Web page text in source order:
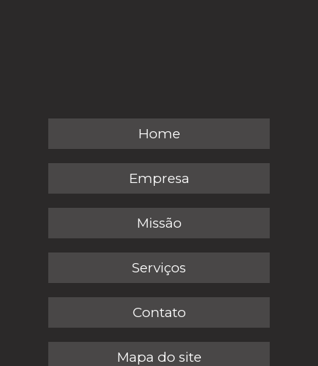
Home
Empresa
Missão
Serviços
Contato
Mapa do site